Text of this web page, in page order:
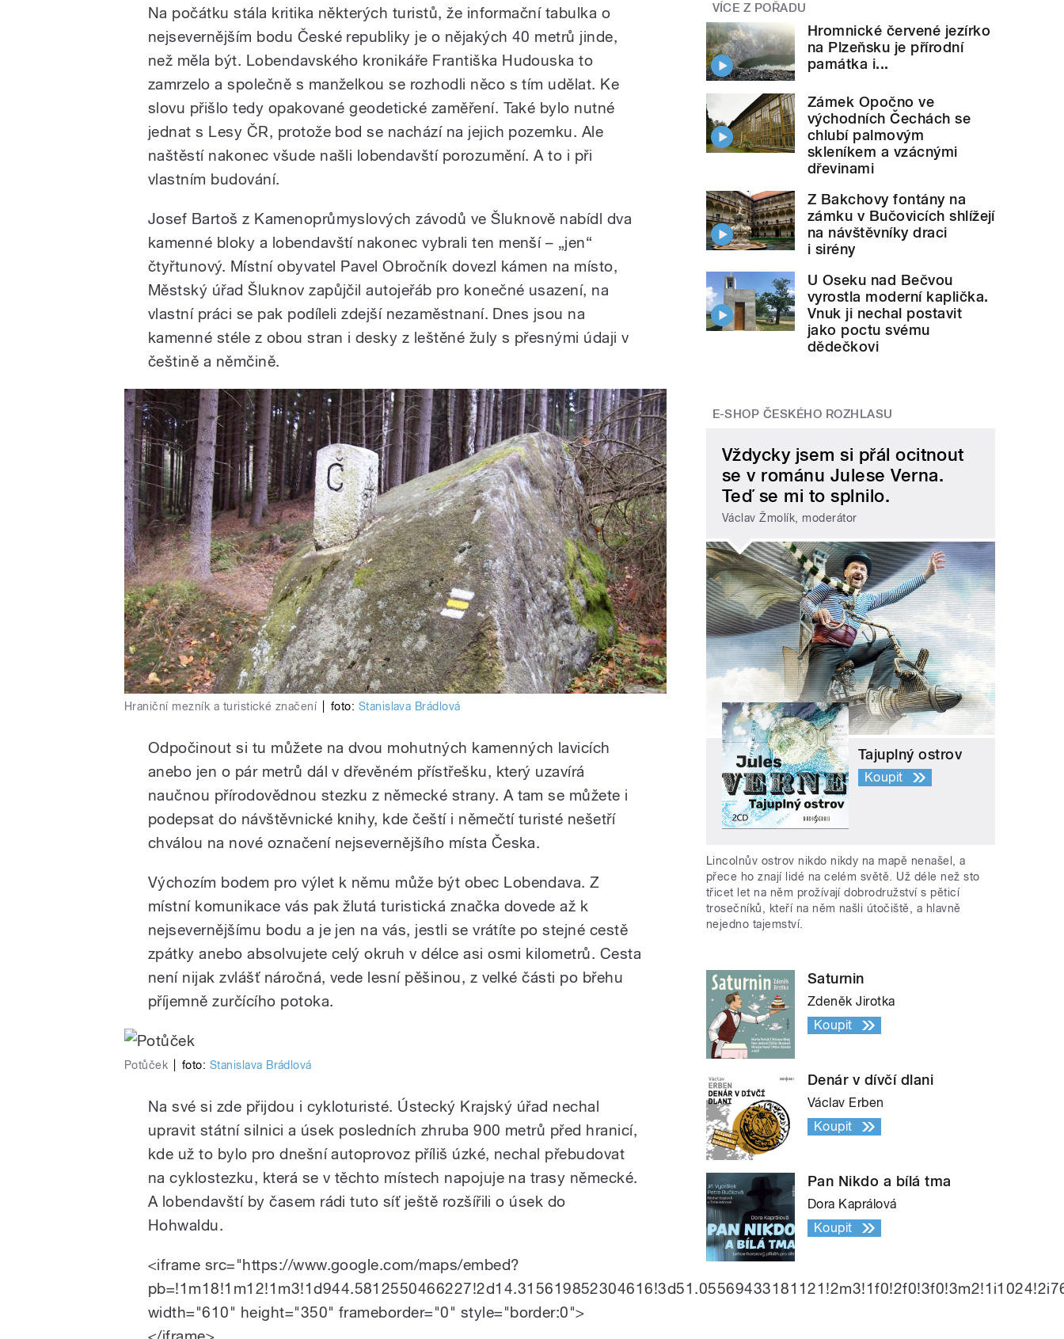
Na počátku stála kritika některých turistů, že informační tabulka o
nejsevernějším bodu České republiky je o nějakých 40 metrů jinde,
než měla být. Lobendavského kronikáře Františka Hudouska to
zamrzelo a společně s manželkou se rozhodli něco s tím udělat. Ke
slovu přišlo tedy opakované geodetické zaměření. Také bylo nutné
jednat s Lesy ČR, protože bod se nachází na jejich pozemku. Ale
naštěstí nakonec všude našli lobendavští porozumění. A to i při
vlastním budování.
Josef Bartoš z Kamenoprůmyslových závodů ve Šluknově nabídl dva
kamenné bloky a lobendavští nakonec vybrali ten menší – „jen“
čtyřtunový. Místní obyvatel Pavel Obročník dovezl kámen na místo,
Městský úřad Šluknov zapůjčil autojeřáb pro konečné usazení, na
vlastní práci se pak podíleli zdejší nezaměstnaní. Dnes jsou na
kamenné stéle z obou stran i desky z leštěné žuly s přesnými údaji v
češtině a němčině.
Hraniční mezník a turistické značení foto: Stanislava Brádlová
Odpočinout si tu můžete na dvou mohutných kamenných lavicích
anebo jen o pár metrů dál v dřevěném přístřešku, který uzavírá
naučnou přírodovědnou stezku z německé strany. A tam se můžete i
podepsat do návštěvnické knihy, kde čeští i němečtí turisté nešetří
chválou na nové označení nejsevernějšího místa Česka.
Výchozím bodem pro výlet k němu může být obec Lobendava. Z
místní komunikace vás pak žlutá turistická značka dovede až k
nejsevernějšímu bodu a je jen na vás, jestli se vrátíte po stejné cestě
zpátky anebo absolvujete celý okruh v délce asi osmi kilometrů. Cesta
není nijak zvlášť náročná, vede lesní pěšinou, z velké části po břehu
příjemně zurčícího potoka.
Potůček foto: Stanislava Brádlová
Na své si zde přijdou i cykloturisté. Ústecký Krajský úřad nechal
upravit státní silnici a úsek posledních zhruba 900 metrů před hranicí,
kde už to bylo pro dnešní autoprovoz příliš úzké, nechal přebudovat
na cyklostezku, která se v těchto místech napojuje na trasy německé.
A lobendavští by časem rádi tuto síť ještě rozšířili o úsek do
Hohwaldu.
<iframe src="https://www.google.com/maps/embed?
width="610" height="350" frameborder="0" style="border:0">
VÍCE Z POŘADU
Hromnické červené jezírko
na Plzeňsku je přírodní
památka i...
Zámek Opočno ve
východních Čechách se
chlubí palmovým
skleníkem a vzácnými
dřevinami
Z Bakchovy fontány na
zámku v Bučovicích shlížejí
na návštěvníky draci
i sirény
U Oseku nad Bečvou
vyrostla moderní kaplička.
Vnuk ji nechal postavit
jako poctu svému
dědečkovi
E-SHOP ČESKÉHO ROZHLASU
Vždycky jsem si přál ocitnout
se v románu Julese Verna.
Teď se mi to splnilo.
Václav Žmolík, moderátor
Tajuplný ostrov
Koupit
Lincolnův ostrov nikdo nikdy na mapě nenašel, a
přece ho znají lidé na celém světě. Už déle než sto
třicet let na něm prožívají dobrodružství s pěticí
trosečníků, kteří na něm našli útočiště, a hlavně
nejedno tajemství.
Saturnin
Zdeněk Jirotka
Koupit
Denár v dívčí dlani
Václav Erben
Koupit
Pan Nikdo a bílá tma
Dora Kaprálová
Koupit